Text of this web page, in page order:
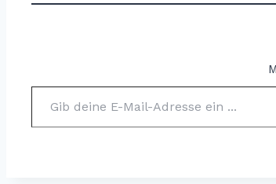
Gib deine E-Mail-Adresse ein ...